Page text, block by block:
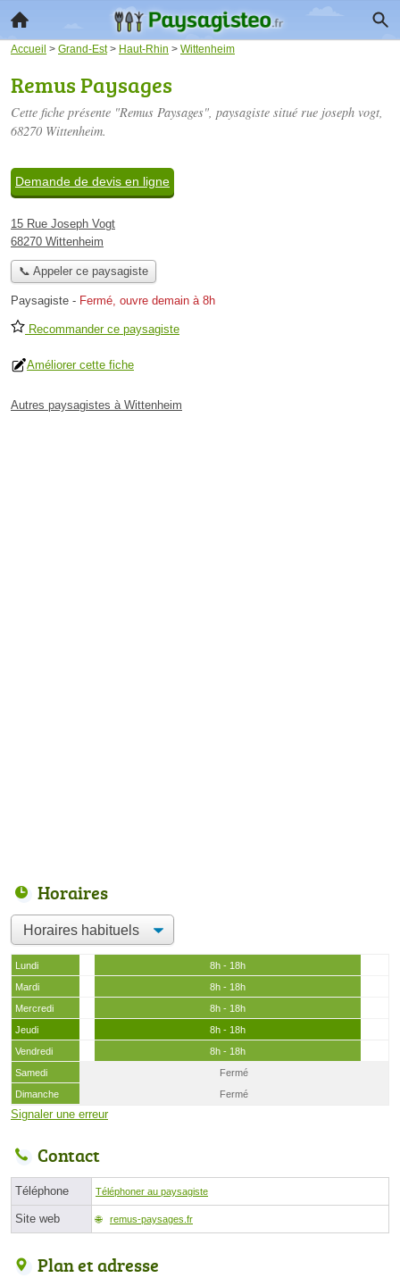
Accueil > Grand-Est> Haut-Rhin > Wittenheim
Remus Paysages
Cette fiche présente "Remus Paysages", paysagiste situé rue joseph vogt,
68270 Wittenheim.
Demande de devis en ligne
15 Rue Joseph Vogt
68270 Wittenheim
📞 Appeler ce paysagiste
Paysagiste - Fermé, ouvre demain à 8h
Recommander ce paysagiste
Améliorer cette fiche
Autres paysagistes à Wittenheim
Horaires
Lundi
8h - 18h
Mardi
8h - 18h
Mercredi
8h - 18h
Jeudi
8h - 18h
Vendredi
8h - 18h
Samedi
Fermé
Dimanche
Fermé
Signaler une erreur
Contact
Téléphone Téléphoner au paysagiste
Site web remus-paysages.fr
Plan et adresse